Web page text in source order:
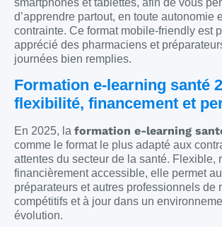
smartphones et tablettes, afin de vous
d’apprendre partout, en toute autonomie
contrainte. Ce format mobile-friendly est
apprécié des pharmaciens et
journées bien remplies.
Formation e-learning santé
flexibilité, financement et
En 2025, la formation e-learning
comme le format le plus adapté aux
attentes du secteur de la santé. Flexible,
financièrement accessible, elle permet
préparateurs et autres professionnels de
compétitifs et à jour dans un
évolution.